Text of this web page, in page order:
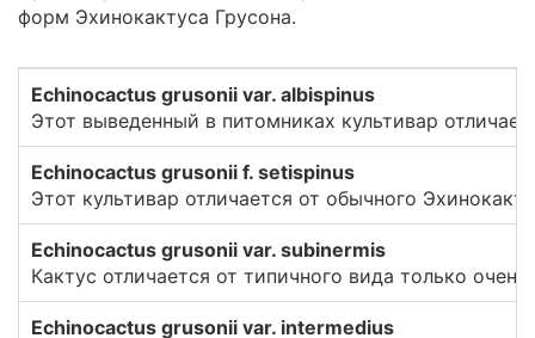
форм Эхинокактуса Грусона.
Echinocactus grusonii var. albispinus
Этот выведенный в питомниках культивар
Echinocactus grusonii f. setispinus
Этот культивар отличается от обычного
Echinocactus grusonii var. subinermis
Кактус отличается от типичного вида только
Echinocactus grusonii var. intermedius